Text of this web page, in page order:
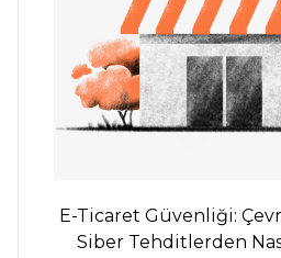
E-Ticaret Güvenliği:
Siber Tehditlerden